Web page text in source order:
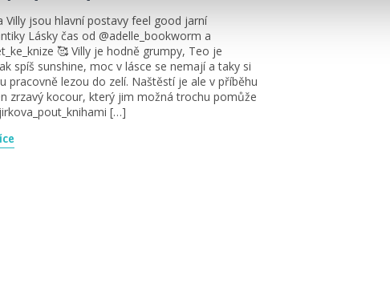
Villy jsou hlavní postavy feel good jarní
Lásky čas od @adelle_bookworm a
🥰 Villy je hodně grumpy, Teo je
spíš sunshine, moc v lásce se nemají a taky si
pracovně lezou do zelí. Naštěstí je ale v příběhu
zrzavý kocour, který jim možná trochu pomůže
[…]